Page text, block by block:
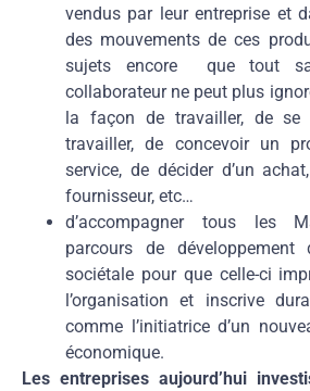
vendus par leur entreprise et
des mouvements de ces
sujets encore que tout
collaborateur ne peut plus
la façon de travailler, de se
travailler, de concevoir un
service, de décider d’un
fournisseur, etc…
d’accompagner tous les
parcours de développement
sociétale pour que celle-ci
l’organisation et inscrive
comme l’initiatrice d’un
économique.
Les entreprises aujourd’hui